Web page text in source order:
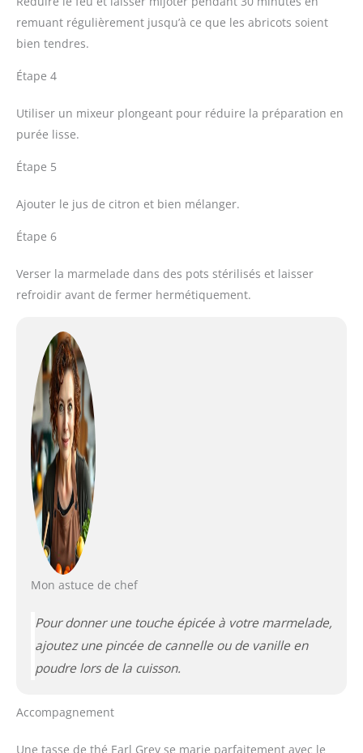
remuant régulièrement jusqu’à ce que les abricots soient
bien tendres.
Étape 4
Utiliser un mixeur plongeant pour réduire la préparation en
purée lisse.
Étape 5
Ajouter le jus de citron et bien mélanger.
Étape 6
Verser la marmelade dans des pots stérilisés et laisser
refroidir avant de fermer hermétiquement.
Mon astuce de chef
Pour donner une touche épicée à votre marmelade,
ajoutez une pincée de cannelle ou de vanille en
poudre lors de la cuisson.
Accompagnement
Une tasse de thé Earl Grey se marie parfaitement avec le